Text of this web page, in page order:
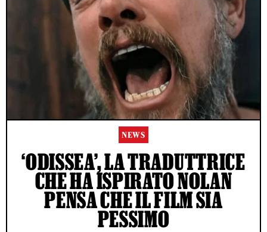
NEWS
‘ODISSEA’, LA TRADUTTRICE
CHE HA ISPIRATO NOLAN
PENSA CHE IL FILM SIA
PESSIMO